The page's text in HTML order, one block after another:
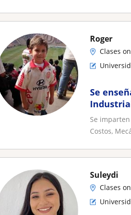
Roger
Clases
Se
Se
Costos,
Suleydi
Clases